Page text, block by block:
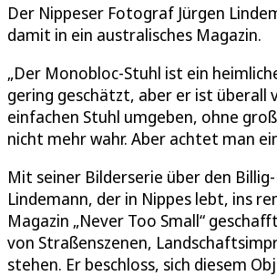
Der Nippeser Fotograf Jürgen
damit in ein australisches Magazin.
„Der Monobloc-Stuhl ist ein
gering geschätzt, aber er ist überall
einfachen Stuhl umgeben, ohne
nicht mehr wahr. Aber achtet man
Mit seiner Bilderserie über den
Lindemann, der in Nippes lebt, ins
Magazin „Never Too Small“
von Straßenszenen,
stehen. Er beschloss, sich diesem